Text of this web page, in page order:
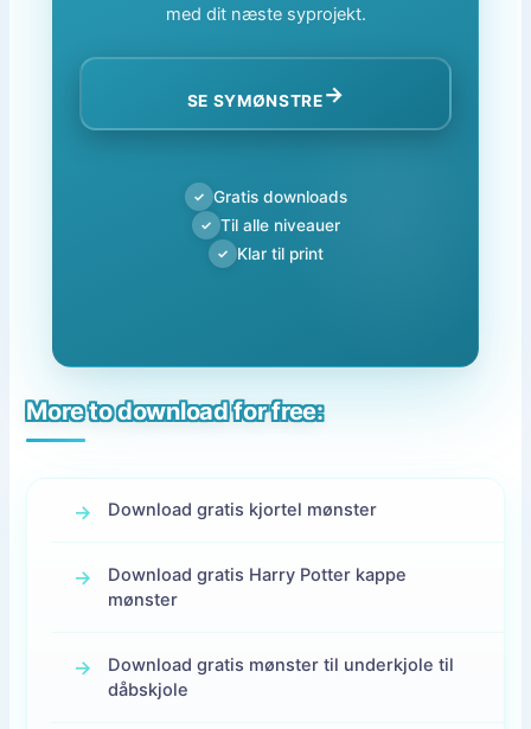
med dit næste syprojekt.
SE SYMØNSTRE→
✓ Gratis downloads
✓ Til alle niveauer
✓ Klar til print
More to download for free:
Download gratis kjortel mønster
Download gratis Harry Potter kappe
mønster
Download gratis mønster til underkjole til
dåbskjole